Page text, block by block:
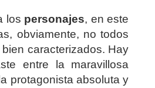
los personajes, en este
obviamente, no todos
caracterizados. Hay
entre la maravillosa
protagonista absoluta y